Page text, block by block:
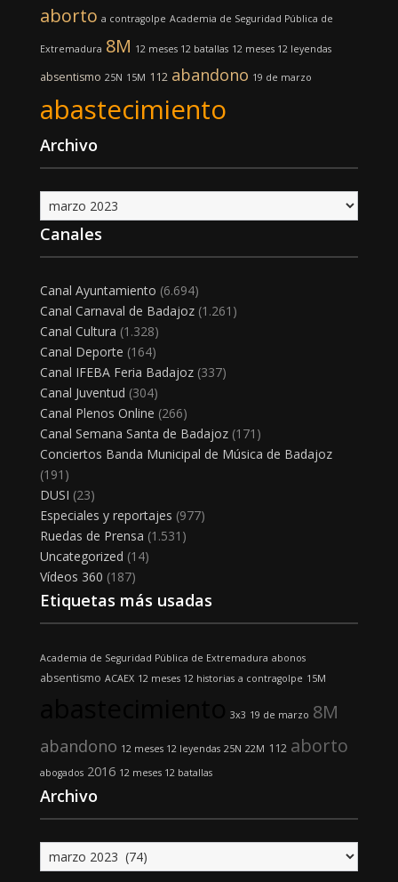
aborto a contragolpe Academia de Seguridad Pública de
Extremadura 8M 12 meses 12 batallas 12 meses 12 leyendas
absentismo 25N 15M 112 abandono 19 de marzo
abastecimiento
Archivo
Archivo
Canales
Canal Ayuntamiento (6.694)
Canal Carnaval de Badajoz(1.261)
Canal Cultura (1.328)
Canal Deporte (164)
Canal IFEBA Feria Badajoz(337)
Canal Juventud (304)
Canal Plenos Online (266)
Canal Semana Santa de Badajoz(171)
Conciertos Banda Municipal de Música de Badajoz
(191)
DUSI (23)
Especiales y reportajes (977)
Ruedas de Prensa (1.531)
Uncategorized (14)
Vídeos 360 (187)
Etiquetas más usadas
Academia de Seguridad Pública de Extremadura abonos
absentismo ACAEX 12 meses 12 historias a contragolpe 15M
3x3 19 de marzo 8M
abandono 12 meses 12 leyendas 25N 22M 112 aborto
abogados 2016 12 meses 12 batallas
Archivo
Archivo